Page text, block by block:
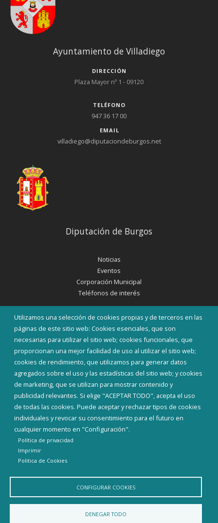
Utilizamos una selección de cookies propias y de terceros en las
páginas de este sitio web: Cookies esenciales, que son
necesarias para utilizar el sitio web; cookies funcionales, que
proporcionan una mejor facilidad de uso al utilizar el sitio web;
cookies de rendimiento, que utilizamos para generar datos
agregados sobre el uso y las estadísticas del sitio web; y cookies
de marketing, que se utilizan para mostrar contenido y
publicidad relevantes. Si elige "ACEPTAR TODO", acepta el uso
de todas las cookies. Puede aceptar y rechazar tipos de cookies
individuales y revocar su consentimiento para el futuro en
cualquier momento en "Configuración".
Política de privacidad
Imprimir
Politica de Cookies
CONFIGURAR COOKIES
DENEGAR TODO
Ayuntamiento de Villadiego
DIRECCIÓN
Plaza Mayor nº 1 - 09120
TELÉFONO
947 36 17 00
EMAIL
villadiego@diputaciondeburgos.net
Diputación de Burgos
Noticias
Eventos
Corporación Municipal
Teléfonos de interés
INICIAR SESIÓN
MAPA WEB
Diputación de Burgos
Aviso Legal Política de privacidad
Declaración de accesibilidad